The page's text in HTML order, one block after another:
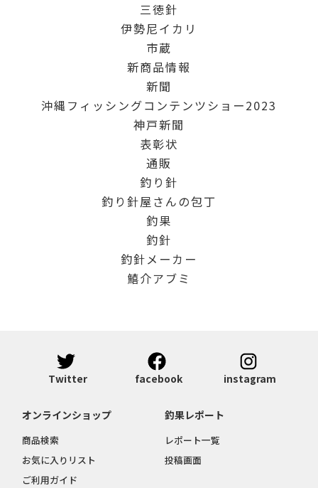
三徳針
伊勢尼イカリ
市蔵
新商品情報
新聞
沖縄フィッシングコンテンツショー2023
神戸新聞
表彰状
通販
釣り針
釣り針屋さんの包丁
釣果
釣針
釣針メーカー
鱚介アブミ
Twitter facebook instagram
オンラインショップ
商品検索
お気に入りリスト
ご利用ガイド
釣果レポート
レポート一覧
投稿画面